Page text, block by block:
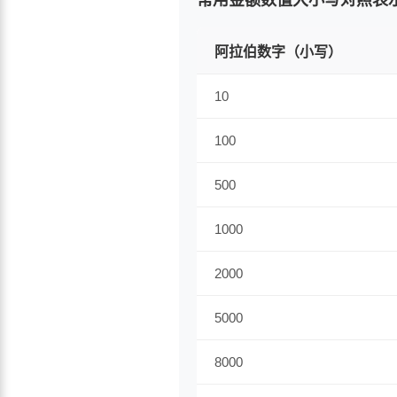
阿拉伯数字（小写）
10
100
500
1000
2000
5000
8000